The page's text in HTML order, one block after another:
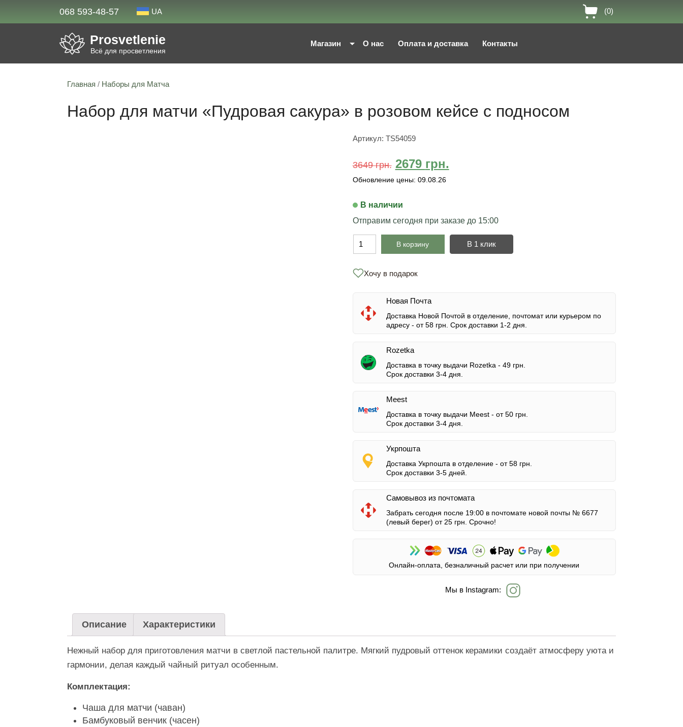
068 593-48-57 UA (0)
Prosvetlenie
Всё для просветления
Магазин О нас Оплата и доставка Контакты
Главная / Наборы для Матча
Набор для матчи «Пудровая сакура» в розовом кейсе с подносом
Артикул: TS54059
3649грн. 2679 грн.
Обновление цены: 09.08.26
В наличии
Отправим сегодня при заказе до 15:00
В корзину В 1 клик
Хочу в подарок
Новая Почта
Доставка Новой Почтой в отделение, почтомат или курьером по
адресу - от 58 грн. Срок доставки 1-2 дня.
Rozetka
Доставка в точку выдачи Rozetka - 49 грн.
Срок доставки 3-4 дня.
Meest
Доставка в точку выдачи Meest - от 50 грн.
Срок доставки 3-4 дня.
Укрпошта
Доставка Укрпошта в отделение - от 58 грн.
Срок доставки 3-5 дней.
Самовывоз из почтомата
Забрать сегодня после 19:00 в почтомате новой почты № 6677
(левый берег) от 25 грн. Срочно!
Онлайн-оплата, безналичный расчет или при получении
Мы в Instagram:
Описание Характеристики
Нежный набор для приготовления матчи в светлой пастельной палитре. Мягкий пудровый оттенок керамики создаёт атмосферу уюта и
гармонии, делая каждый чайный ритуал особенным.
Комплектация:
Чаша для матчи (чаван)
Бамбуковый венчик (часен)